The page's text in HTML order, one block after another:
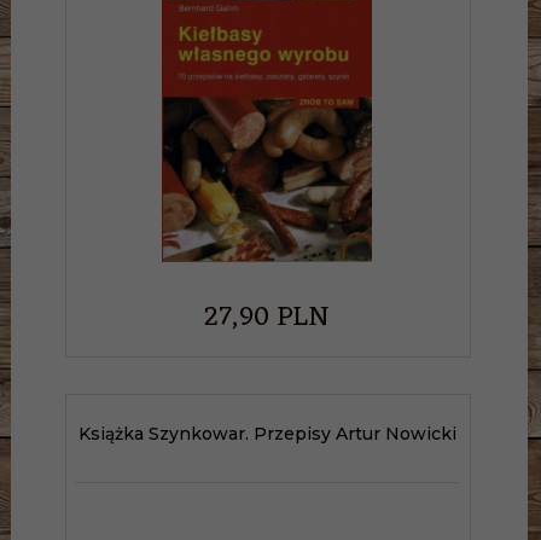
27,90PLN
Książka Szynkowar. Przepisy Artur Nowicki